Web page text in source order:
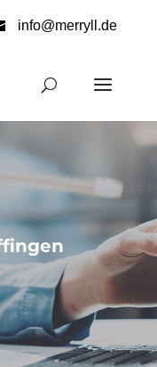
info@merryll.de